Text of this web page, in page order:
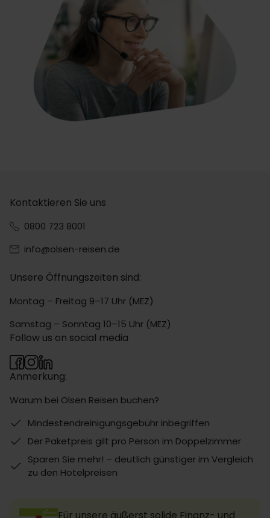
Kontaktieren Sie uns
0800 723 8001
info@olsen-reisen.de
Unsere Öffnungszeiten sind:
Montag – Freitag 9–17 Uhr (MEZ)
Samstag – Sonntag 10–15 Uhr (MEZ)
Anmerkung:
Warum bei Olsen Reisen buchen?
Mindestendreinigungsgebühr inbegriffen
Der Paketpreis gilt pro Person im Doppelzimmer
Sparen Sie mehr! – deutlich günstiger im Vergleich
zu den Hotelpreisen
Follow us on social media